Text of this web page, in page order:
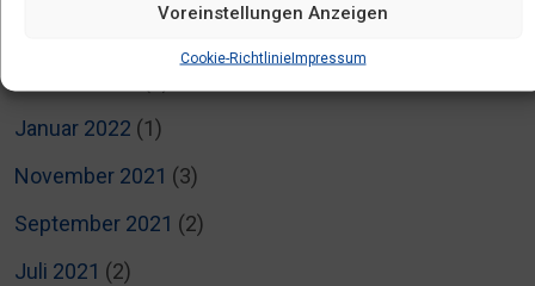
Voreinstellungen Anzeigen
Cookie-RichtlinieImpressum
Januar 2022 (1)
November 2021 (3)
September 2021 (2)
Juli 2021 (2)